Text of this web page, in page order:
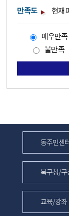
만족도 현재
매우만족
불만족
동주민센
북구청/구
교육/강좌